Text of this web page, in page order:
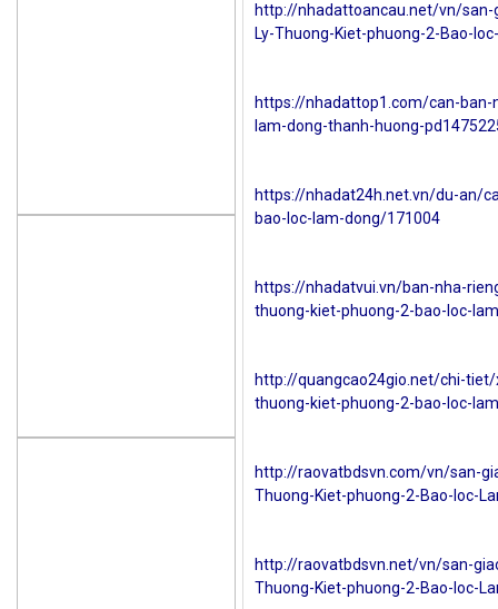
http://nhadattoancau.net/vn/
Ly-Thuong-Kiet-phuong-2-Bao-
https://nhadattop1.com/can-
lam-dong-thanh-huong-
https://nhadat24h.net.vn/du-an/
bao-loc-lam-dong/171004
https://nhadatvui.vn/ban-nha-
thuong-kiet-phuong-2-bao-loc-
http://quangcao24gio.net/chi-
thuong-kiet-phuong-2-bao-loc-
http://raovatbdsvn.com/vn/san-
Thuong-Kiet-phuong-2-Bao-loc-
http://raovatbdsvn.net/vn/san-
Thuong-Kiet-phuong-2-Bao-loc-